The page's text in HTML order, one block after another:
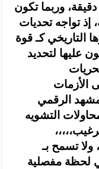
دقيقة، وربما تكون
إذ تواجه تحديات
التاريخي كـ قوة
عليها لتحديد
الأزمات
الرقمي
التشويه
ولا تسمح بـ
لحظة مفصلية